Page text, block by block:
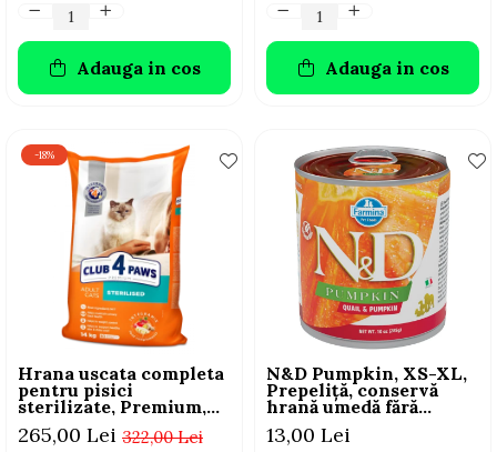
Adauga in cos Adauga in cos
-18%
Hrana uscata completa
pentru pisici
sterilizate, Premium,
Club 4 PAWS, 14 kg
322,00 Lei
265,00 Lei
N&D Pumpkin, XS-XL,
Prepeliță, conservă
hrană umedă fără
cereale câini, (în sos),
285g
13,00 Lei